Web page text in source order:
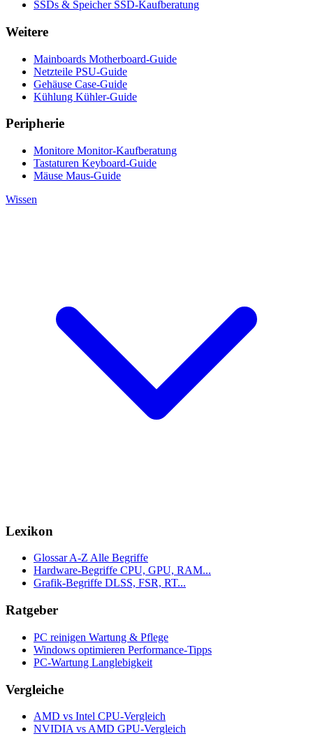
SSDs & Speicher SSD-Kaufberatung
Weitere
Mainboards Motherboard-Guide
Netzteile PSU-Guide
Gehäuse Case-Guide
Kühlung Kühler-Guide
Peripherie
Monitore Monitor-Kaufberatung
Tastaturen Keyboard-Guide
Mäuse Maus-Guide
Wissen
Lexikon
Glossar A-Z Alle Begriffe
Hardware-Begriffe CPU, GPU, RAM...
Grafik-Begriffe DLSS, FSR, RT...
Ratgeber
PC reinigen Wartung & Pflege
Windows optimieren Performance-Tipps
PC-Wartung Langlebigkeit
Vergleiche
AMD vs Intel CPU-Vergleich
NVIDIA vs AMD GPU-Vergleich